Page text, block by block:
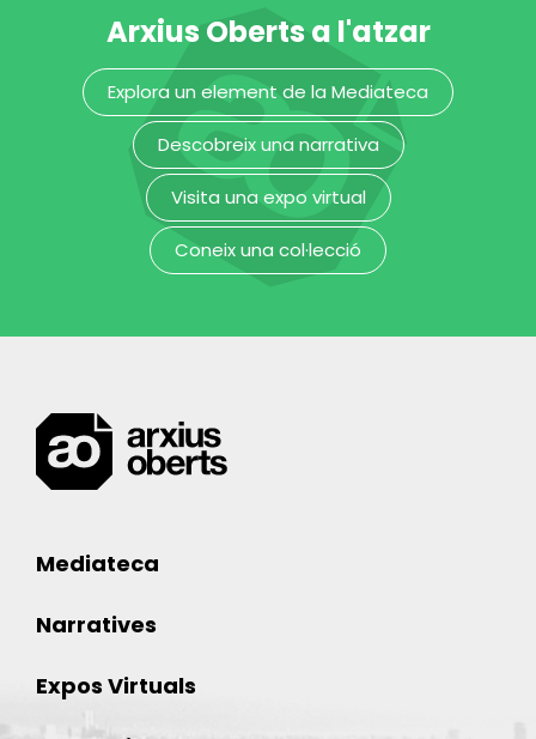
Museu Etnològic i de Cultures del Món
Arxius Oberts a l'atzar
Explora un element de la Mediateca
Descobreix una narrativa
Visita una expo virtual
Coneix una col·lecció
Mediateca
Narratives
Expos Virtuals